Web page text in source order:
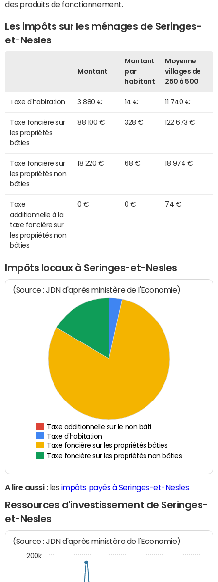
des produits de fonctionnement.
Les impôts sur les ménages de Seringes-
et-Nesles
Montant
Montant
par
habitant
Moyenne
villages de
250 à 500
Taxe d'habitation 3 880 € 14 € 11 740 €
Taxe foncière sur
les propriétés
bâties
88 100 € 328 € 122 673 €
Taxe foncière sur
les propriétés non
bâties
18 220 € 68 € 18 974 €
Taxe
additionnelle à la
taxe foncière sur
les propriétés non
bâties
0 € 0 € 74 €
Impôts locaux à Seringes-et-Nesles
(Source : JDN d'après ministère de l'Economie)
Taxe additionnelle sur le non bâti
Taxe d'habitation
Taxe foncière sur les propriétés bâties
Taxe foncière sur les propriétés non bâties
A lire aussi :les impôts payés à Seringes-et-Nesles
Ressources d'investissement de Seringes-
et-Nesles
(Source : JDN d'après ministère de l'Economie)
200k